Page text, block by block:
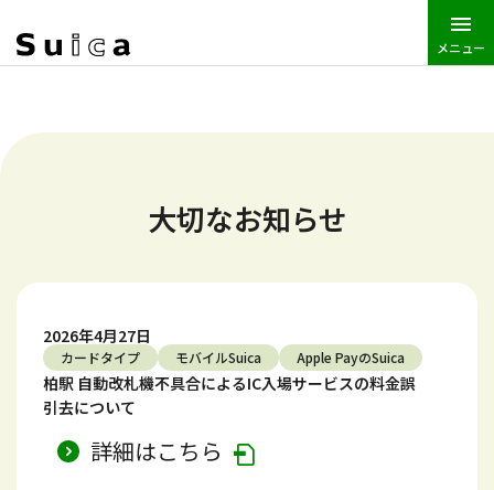
メニュー
大切なお知らせ
2026年4月27日
カードタイプ モバイルSuica Apple PayのSuica
柏駅 自動改札機不具合によるIC入場サービスの料金誤
引去について
詳細はこちら